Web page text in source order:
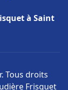
à Saint
Tous droits
Frisquet